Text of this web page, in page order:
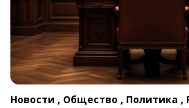
Новости , Общество , Политика ,